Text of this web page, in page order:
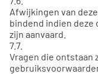
Afwijkingen van
bindend indien
zijn aanvaard.
7.7.
Vragen die ontstaan